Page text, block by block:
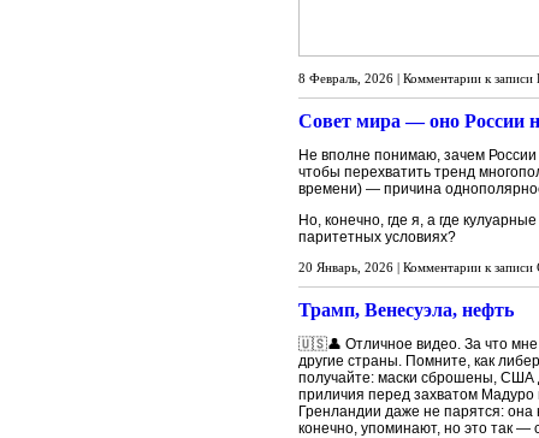
8 Февраль, 2026 | Комментарии к
Совет мира — оно России
Не вполне понимаю, зачем
чтобы перехватить тренд
времени) — причина
Но, конечно, где я, а где
паритетных условиях?
20 Январь, 2026 | Комментарии к
Трамп, Венесуэла, нефть
🇺🇸👤 Отличное видео. За что мне
другие страны. Помните, как
получайте: маски сброшены, США
приличия перед захватом Мадуро
Гренландии даже не парятся: она
конечно, упоминают, но это так —